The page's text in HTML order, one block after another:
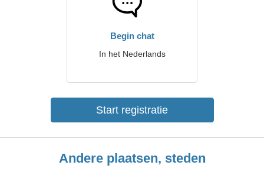
Begin chat
In het Nederlands
Start registratie
Andere plaatsen, steden